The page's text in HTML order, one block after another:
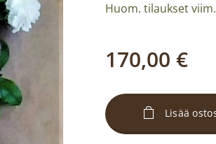
Huom. tilaukset
170,00 €
Lisää